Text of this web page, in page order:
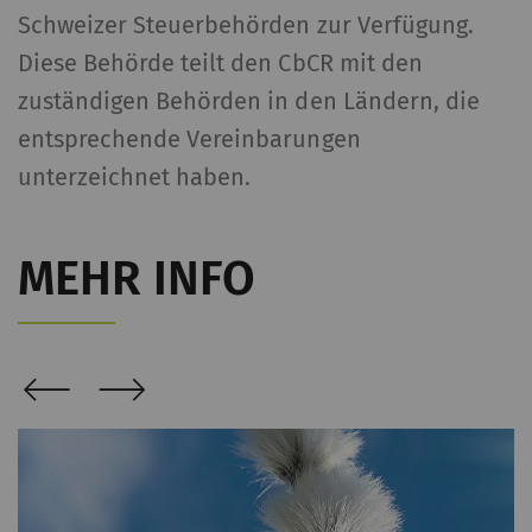
Schweizer Steuerbehörden zur Verfügung.
Diese Behörde teilt den CbCR mit den
zuständigen Behörden in den Ländern, die
entsprechende Vereinbarungen
unterzeichnet haben.
MEHR INFO
_gid
Registriert eine
eindeutige ID. Wird
verwendet, um
statistische Daten zu
Analyse des
ermöglichen.
1 Tag
statistische Daten zu
generieren, die die
Analyse des
Benutzerverhaltens auf